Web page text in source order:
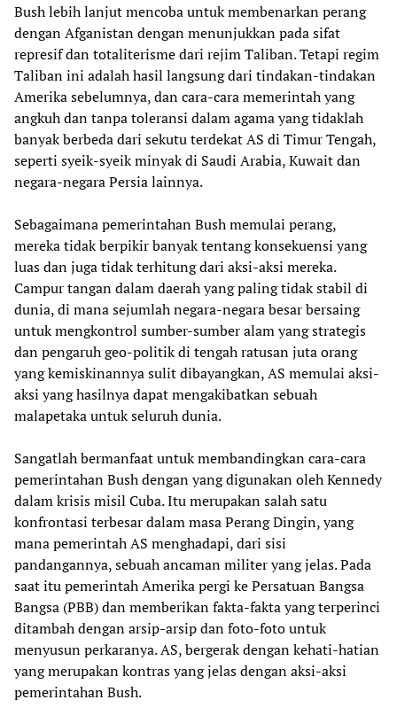
Bush lebih lanjut mencoba untuk membenarkan perang
dengan Afganistan dengan menunjukkan pada sifat
represif dan totaliterisme dari rejim Taliban. Tetapi regim
Taliban ini adalah hasil langsung dari tindakan-tindakan
Amerika sebelumnya, dan cara-cara memerintah yang
angkuh dan tanpa toleransi dalam agama yang tidaklah
banyak berbeda dari sekutu terdekat AS di Timur Tengah,
seperti syeik-syeik minyak di Saudi Arabia, Kuwait dan
negara-negara Persia lainnya.
Sebagaimana pemerintahan Bush memulai perang,
mereka tidak berpikir banyak tentang konsekuensi yang
luas dan juga tidak terhitung dari aksi-aksi mereka.
Campur tangan dalam daerah yang paling tidak stabil di
dunia, di mana sejumlah negara-negara besar bersaing
untuk mengkontrol sumber-sumber alam yang strategis
dan pengaruh geo-politik di tengah ratusan juta orang
yang kemiskinannya sulit dibayangkan, AS memulai aksi-
aksi yang hasilnya dapat mengakibatkan sebuah
malapetaka untuk seluruh dunia.
Sangatlah bermanfaat untuk membandingkan cara-cara
pemerintahan Bush dengan yang digunakan oleh Kennedy
dalam krisis misil Cuba. Itu merupakan salah satu
konfrontasi terbesar dalam masa Perang Dingin, yang
mana pemerintah AS menghadapi, dari sisi
pandangannya, sebuah ancaman militer yang jelas. Pada
saat itu pemerintah Amerika pergi ke Persatuan Bangsa
Bangsa (PBB) dan memberikan fakta-fakta yang terperinci
ditambah dengan arsip-arsip dan foto-foto untuk
menyusun perkaranya. AS, bergerak dengan kehati-hatian
yang merupakan kontras yang jelas dengan aksi-aksi
pemerintahan Bush.